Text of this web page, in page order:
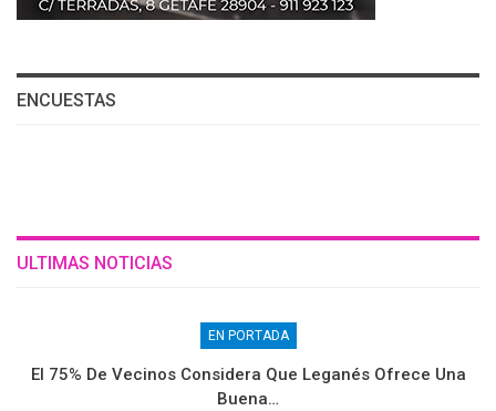
ENCUESTAS
ULTIMAS NOTICIAS
EN PORTADA
El 75% De Vecinos Considera Que Leganés Ofrece Una
Buena…